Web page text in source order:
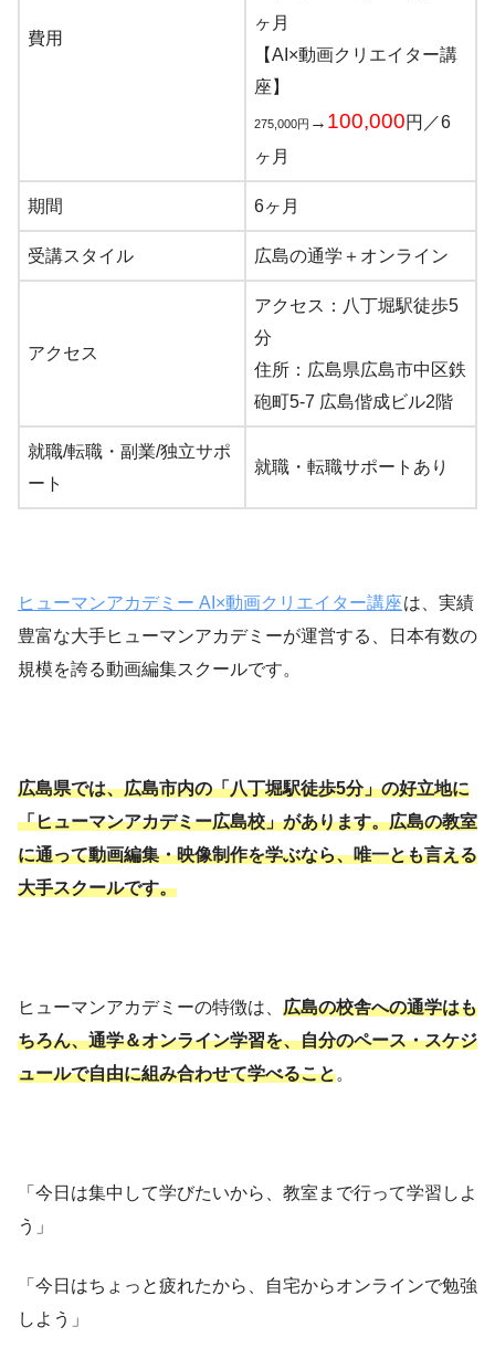
費用
ヶ月
【AI×動画クリエイター講
座】
275,000円 → 100,000円／6
ヶ月
期間 6ヶ月
受講スタイル 広島の通学＋オンライン
アクセス
アクセス：八丁堀駅徒歩5
分
住所：広島県広島市中区鉄
砲町5-7 広島偕成ビル2階
就職/転職・副業/独立サポ
ート
就職・転職サポートあり
ヒューマンアカデミー AI×動画クリエイター講座は、実績
豊富な大手ヒューマンアカデミーが運営する、日本有数の
規模を誇る動画編集スクールです。
広島県では、広島市内の「八丁堀駅徒歩5分」の好立地に
「ヒューマンアカデミー広島校」があります。広島の教室
に通って動画編集・映像制作を学ぶなら、唯一とも言える
大手スクールです。
ヒューマンアカデミーの特徴は、 広島の校舎への通学はも
ちろん、通学＆オンライン学習を、自分のペース・スケジ
ュールで自由に組み合わせて学べること。
「今日は集中して学びたいから、教室まで行って学習しよ
う」
「今日はちょっと疲れたから、自宅からオンラインで勉強
しよう」